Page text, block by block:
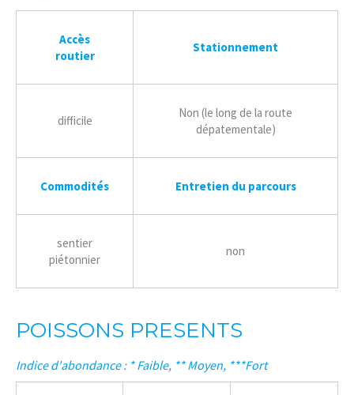
Accès
routier
Stationnement
difficile
Non (le long de la route
dépatementale)
Commodités Entretien du parcours
sentier
piétonnier
non
POISSONS PRESENTS
Indice d'abondance : * Faible, ** Moyen, ***Fort